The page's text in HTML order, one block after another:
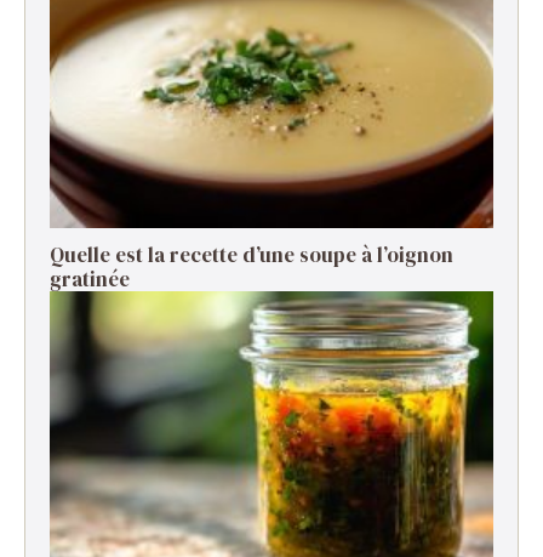
Quelle est la recette d’une soupe à l’oignon
gratinée ​